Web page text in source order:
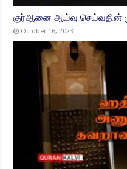
குர்ஆனை ஆய்வு செய்வதின்
October 16, 2023